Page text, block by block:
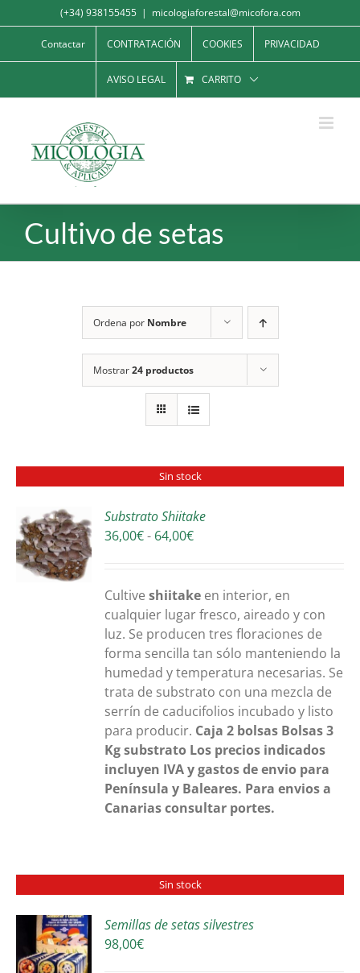
al
contenido
(+34) 938155455 | micologiaforestal@micofora.com
Contactar CONTRATACIÓN COOKIES PRIVACIDAD
AVISO LEGAL CARRITO
Cultivo de setas
Ordena por Nombre
Mostrar24 productos
Sin stock
Substrato Shiitake
36,00€- 64,00€Rango
desde
36,00€
hasta
64,00€
Cultiveshiitake en interior, en
cualquier lugar fresco, aireado y con
luz. Se producen tres floraciones de
forma sencilla tan sólo manteniendo la
humedad y temperatura necesarias. Se
trata de substrato con una mezcla de
serrín de caducifolios incubado y listo
para producir. Caja 2 bolsas Bolsas 3
Kg substrato Los precios indicados
incluyen IVA y gastos de envio para
Península y Baleares. Para envios a
Canarias consultar portes.
Sin stock
Semillas de setas silvestres
98,00€